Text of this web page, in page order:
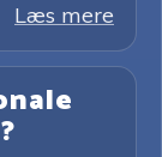
Læs mere